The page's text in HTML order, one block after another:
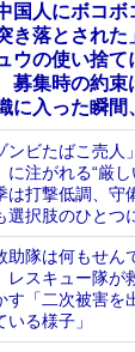
中国人にボコ
き落とされ
ウの使い捨
集時の約束
に入った瞬間
ンビたばこ売
に注がれる“厳
は打撃低調、
選択肢のひとつ
助隊は何もせ
レスキュー隊
す「二次被害を
いる様子」